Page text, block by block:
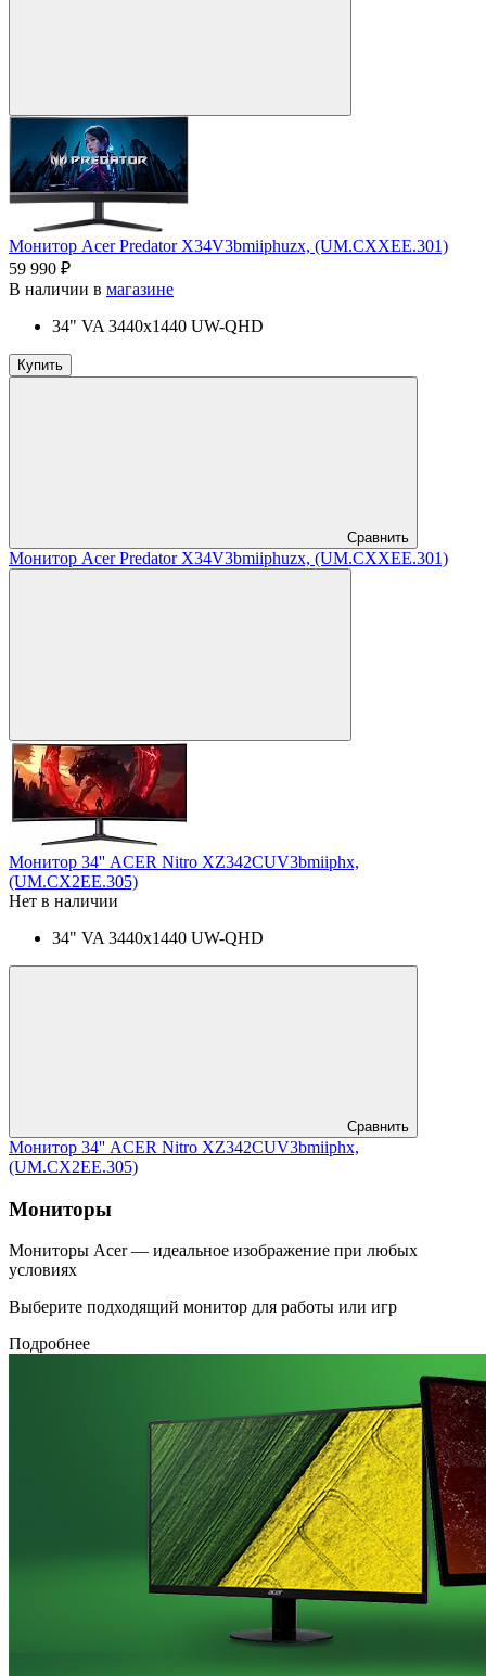
Монитор Acer Predator X34V3bmiiphuzx, (UM.CXXEE.301)
59 990 ₽
В наличии в магазине
34" VA 3440x1440 UW-QHD
Купить
Сравнить
Монитор Acer Predator X34V3bmiiphuzx, (UM.CXXEE.301)
Монитор 34'' ACER Nitro XZ342CUV3bmiiphx,
(UM.CX2EE.305)
Нет в наличии
34" VA 3440x1440 UW-QHD
Сравнить
Монитор 34'' ACER Nitro XZ342CUV3bmiiphx,
(UM.CX2EE.305)
Мониторы
Мониторы Acer — идеальное изображение при любых
условиях
Выберите подходящий монитор для работы или игр
Подробнее